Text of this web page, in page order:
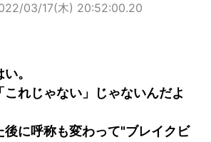
03/17(木) 20:52:00.20
。
れじゃない」じゃないんだよ
後に呼称も変わって"ブレイクビ